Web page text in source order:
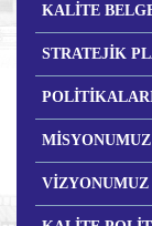
KALİTE
STRATEJİK
MİSYONUMUZ
VİZYONUMUZ